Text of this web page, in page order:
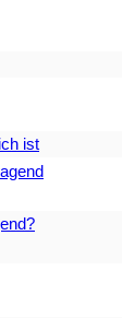
ist